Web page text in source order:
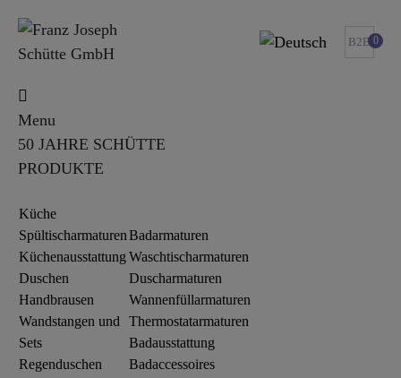
B2B 0
Menu
50 JAHRE SCHÜTTE
PRODUKTE
Küche
Spültischarmaturen
Küchenausstattung
Duschen
Handbrausen
Wandstangen und
Sets
Regenduschen
Badarmaturen
Waschtischarmaturen
Duscharmaturen
Wannenfüllarmaturen
Thermostatarmaturen
Badausstattung
Badaccessoires